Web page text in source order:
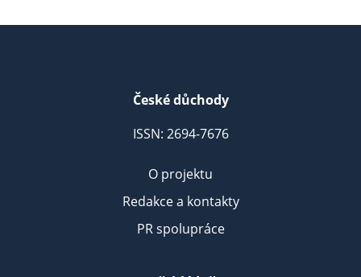
České důchody
ISSN: 2694-7676
O projektu
Redakce a kontakty
PR spolupráce